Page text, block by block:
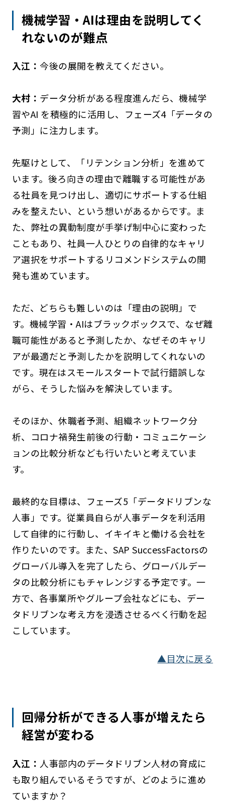
機械学習・AIは理由を説明してく
れないのが難点
入江：今後の展開を教えてください。
大村： データ分析がある程度進んだら、機械学
習やAI を積極的に活用し、フェーズ4「データの
予測」に注力します。
先駆けとして、「リテンション分析」を進めて
います。後ろ向きの理由で離職する可能性があ
る社員を見つけ出し、適切にサポートする仕組
みを整えたい、という想いがあるからです。ま
た、弊社の異動制度が手挙げ制中心に変わった
こともあり、社員一人ひとりの自律的なキャリ
ア選択をサポートするリコメンドシステムの開
発も進めています。
ただ、どちらも難しいのは「理由の説明」で
す。機械学習・AIはブラックボックスで、なぜ離
職可能性があると予測したか、なぜそのキャリ
アが最適だと予測したかを説明してくれないの
です。現在はスモールスタートで試行錯誤しな
がら、そうした悩みを解決しています。
そのほか、休職者予測、組織ネットワーク分
析、コロナ禍発生前後の行動・コミュニケーシ
ョンの比較分析なども行いたいと考えていま
す。
最終的な目標は、フェーズ5「データドリブンな
人事」です。従業員自らが人事データを利活用
して自律的に行動し、イキイキと働ける会社を
作りたいのです。また、SAP SuccessFactorsの
グローバル導入を完了したら、グローバルデー
タの比較分析にもチャレンジする予定です。一
方で、各事業所やグループ会社などにも、デー
タドリブンな考え方を浸透させるべく行動を起
こしています。
▲目次に戻る
回帰分析ができる人事が増えたら
経営が変わる
入江： 人事部内のデータドリブン人材の育成に
も取り組んでいるそうですが、どのように進め
ていますか？